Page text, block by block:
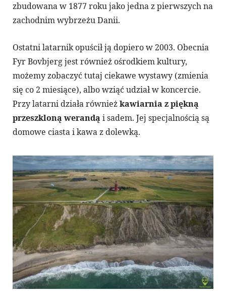
zbudowana w 1877 roku jako jedna z pierwszych na
zachodnim wybrzeżu Danii.
Ostatni latarnik opuścił ją dopiero w 2003. Obecnia
Fyr Bovbjerg jest również ośrodkiem kultury,
możemy zobaczyć tutaj ciekawe wystawy (zmienia
się co 2 miesiące), albo wziąć udział w koncercie.
Przy latarni działa równieżkawiarnia z piękną
przeszkloną werandą i sadem. Jej specjalnością są
domowe ciasta i kawa z dolewką.